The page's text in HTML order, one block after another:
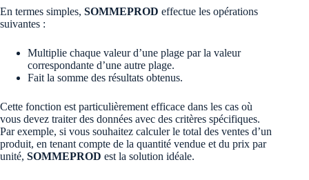
En termes simples, SOMMEPROD effectue les opérations
suivantes :
Multiplie chaque valeur d’une plage par la valeur
correspondante d’une autre plage.
Fait la somme des résultats obtenus.
Cette fonction est particulièrement efficace dans les cas où
vous devez traiter des données avec des critères spécifiques.
Par exemple, si vous souhaitez calculer le total des ventes d’un
produit, en tenant compte de la quantité vendue et du prix par
unité, SOMMEPROD est la solution idéale.